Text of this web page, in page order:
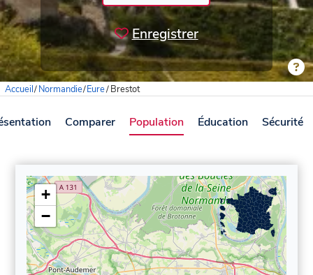
Enregistrer
Accueil/Normandie/Eure/Brestot
Comparer Population Éducation Sécurité
+
−